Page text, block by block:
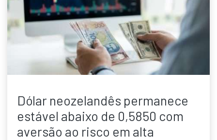
Dólar neozelandês permanece
estável abaixo de 0,5850 com
aversão ao risco em alta